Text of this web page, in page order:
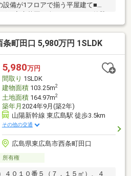
設備が1フロアで揃う平屋建て■
や家庭菜園も楽しめます。■ 外壁
き機能付きバス■ IHクッキングヒ
家事もスムーズ■ 大容量のウォー
充実■ モニター付きインターホン
町田口 5,980万円 1SLDK
5,980万円
間取り 1SLDK
建物面積103.25m2
土地面積164.97m2
築年月 2024年9月(築2年)
山陽新幹線 東広島駅 徒歩3.5km
その他の交通
広島県東広島市西条町田口
所有権
４０１０番５（７．１５㎡）、４